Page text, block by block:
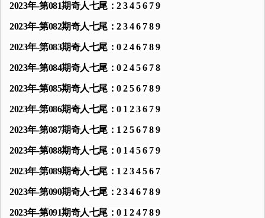
2023年-第081期奇人七尾：2 3 4 5 6 7 9
2023年-第082期奇人七尾：2 3 4 6 7 8 9
2023年-第083期奇人七尾：0 2 4 6 7 8 9
2023年-第084期奇人七尾：0 2 4 5 6 7 8
2023年-第085期奇人七尾：0 2 5 6 7 8 9
2023年-第086期奇人七尾：0 1 2 3 6 7 9
2023年-第087期奇人七尾：1 2 5 6 7 8 9
2023年-第088期奇人七尾：0 1 4 5 6 7 9
2023年-第089期奇人七尾：1 2 3 4 5 6 7
2023年-第090期奇人七尾：2 3 4 6 7 8 9
2023年-第091期奇人七尾：0 1 2 4 7 8 9